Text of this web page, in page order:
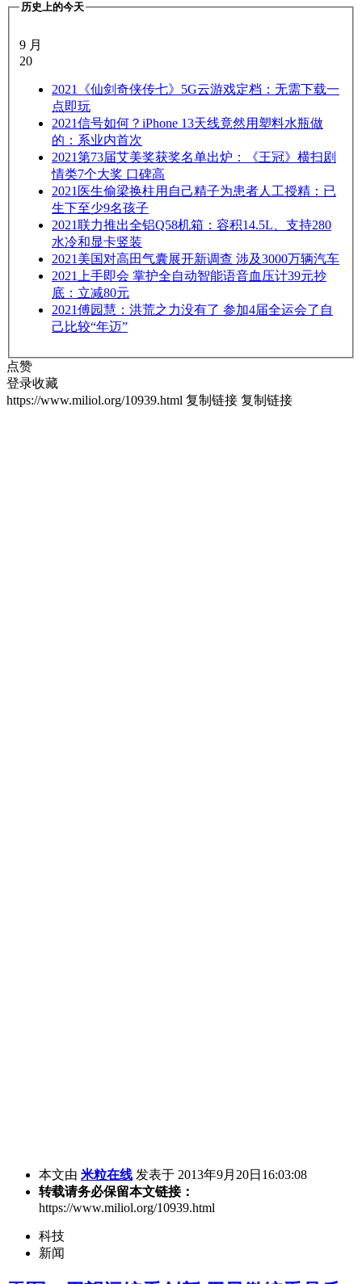
历史上的今天
9 月
20
2021
《仙剑奇侠传七》5G云游戏定档：无需下载一
点即玩
2021信号如何？iPhone 13天线竟然用塑料水瓶做
的：系业内首次
2021第73届艾美奖获奖名单出炉：《王冠》横扫剧
情类7个大奖 口碑高
2021 医生偷梁换柱用自己精子为患者人工授精：已
生下至少9名孩子
2021联力推出全铝Q58机箱：容积14.5L、支持280
水冷和显卡竖装
2021 美国对高田气囊展开新调查 涉及3000万辆汽车
2021
上手即会 掌护全自动智能语音血压计39元抄
底：立减80元
2021傅园慧：洪荒之力没有了 参加4届全运会了自
己比较“年迈”
点赞
登录收藏
https://www.miliol.org/10939.html 复制链接 复制链接
本文由 米粒在线 发表于 2013年9月20日16:03:08
转载请务必保留本文链接：
https://www.miliol.org/10939.html
科技
新闻